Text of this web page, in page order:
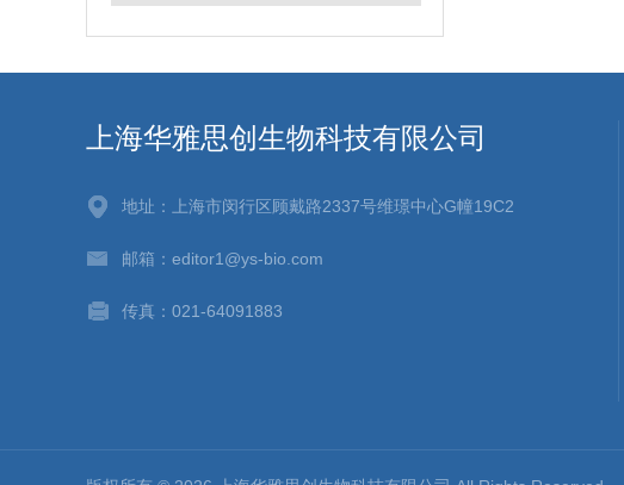
上海华雅思创生物科技有限公司
地址：上海市闵行区顾戴路2337号维璟中心G幢19C2
邮箱：editor1@ys-bio.com
传真：021-64091883